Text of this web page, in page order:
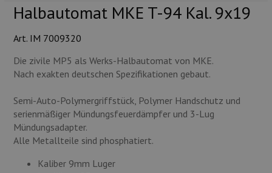
Halbautomat MKE T-94 Kal. 9x19
Art. IM 7009320
Die zivile MP5 als Werks-Halbautomat von MKE.
Nach exakten deutschen Spezifikationen gebaut.
Semi-Auto-Polymergriffstück, Polymer Handschutz und
serienmäßiger Mündungsfeuerdämpfer und 3-Lug
Mündungsadapter.
Alle Metallteile sind phosphatiert.
Kaliber 9mm Luger
UNSERE TOP-KATEGORIEN
Munition
Lampen und Zubehör